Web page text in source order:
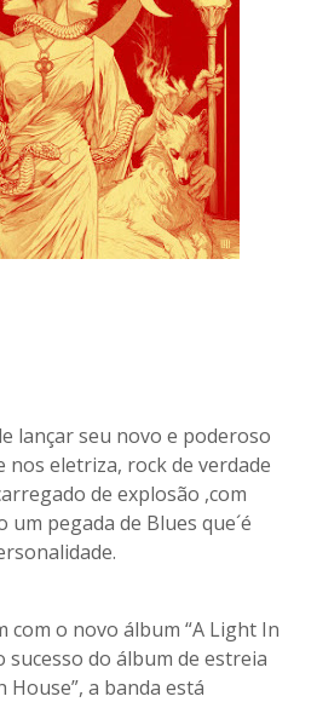
lançar seu novo e poderoso
nos eletriza, rock de verdade
de explosão ,com
um pegada de Blues que´é
o novo álbum “A Light In
sucesso do álbum de estreia
a banda está